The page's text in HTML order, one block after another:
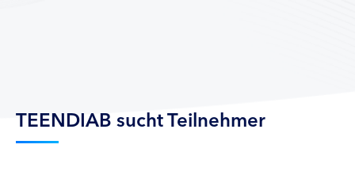
TEENDIAB sucht Teilnehmer